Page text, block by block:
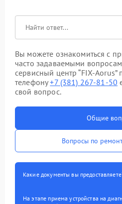
Вы можете ознакомиться с
часто задаваемыми
сервисный центр “FIX-
телефону+7 (381) 267-81-50
свой вопрос.
Общие
Вопросы по
Какие документы вы
На этапе приема устройства на